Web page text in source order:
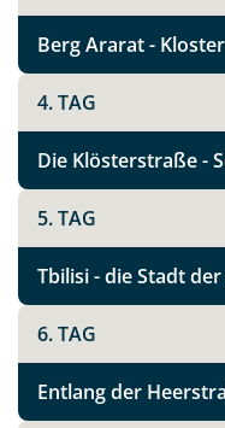
Teile diese Reise
Facebook
Instagram
Berg Ararat -
4. TAG
Die Klösterstraße -
5. TAG
Tbilisi - die Stadt
6. TAG
Entlang der